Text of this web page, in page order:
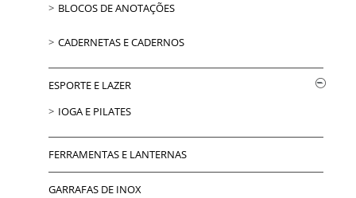
BLOCOS DE ANOTAÇÕES
CADERNETAS E CADERNOS
ESPORTE E LAZER
IOGA E PILATES
FERRAMENTAS E LANTERNAS
GARRAFAS DE INOX